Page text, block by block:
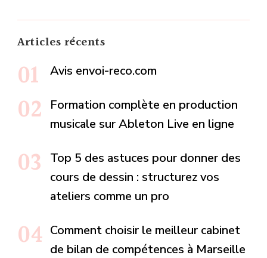
Articles récents
Avis envoi-reco.com
Formation complète en production
musicale sur Ableton Live en ligne
Top 5 des astuces pour donner des
cours de dessin : structurez vos
ateliers comme un pro
Comment choisir le meilleur cabinet
de bilan de compétences à Marseille